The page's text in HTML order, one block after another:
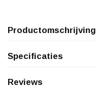
Productomschrijving
Specificaties
Reviews